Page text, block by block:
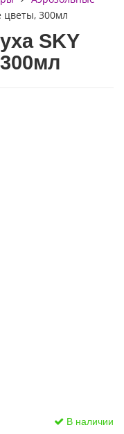
цветы, 300мл
SKY
В наличии